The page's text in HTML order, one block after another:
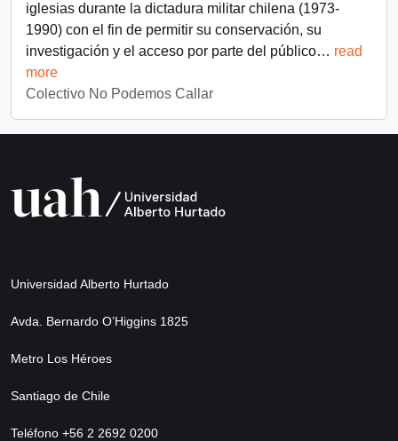
iglesias durante la dictadura militar chilena (1973-
1990) con el fin de permitir su conservación, su
investigación y el acceso por parte del público… read
more
Colectivo No Podemos Callar
Universidad Alberto Hurtado
Avda. Bernardo O’Higgins 1825
Metro Los Héroes
Santiago de Chile
Teléfono +56 2 2692 0200